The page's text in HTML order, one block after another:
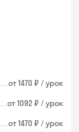
от 1470 ₽ / урок
от 1092 ₽ / урок
от 1470 ₽ / урок